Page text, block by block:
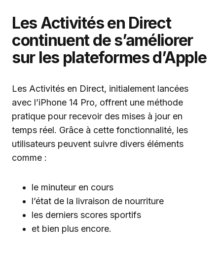
Les Activités en Direct
continuent de s’améliorer
sur les plateformes d’Apple
Les Activités en Direct, initialement lancées
avec l’iPhone 14 Pro, offrent une méthode
pratique pour recevoir des mises à jour en
temps réel. Grâce à cette fonctionnalité, les
utilisateurs peuvent suivre divers éléments
comme :
le minuteur en cours
l’état de la livraison de nourriture
les derniers scores sportifs
et bien plus encore.